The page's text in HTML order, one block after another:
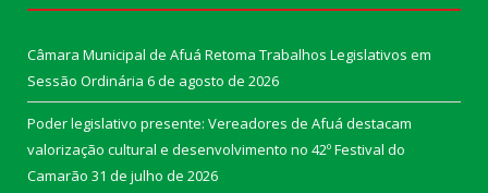
Câmara Municipal de Afuá Retoma Trabalhos Legislativos em
Sessão Ordinária 6 de agosto de 2026
Poder legislativo presente: Vereadores de Afuá destacam
valorização cultural e desenvolvimento no 42º Festival do
Camarão 31 de julho de 2026